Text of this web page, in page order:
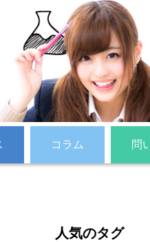
コラム 問
人気のタグ